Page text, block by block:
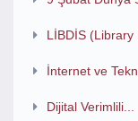
LİBDİS (Library
İnternet ve
Dijital Verimlili...